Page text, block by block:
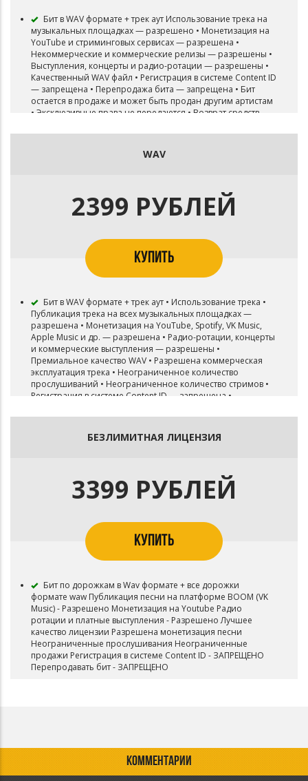
Бит в WAV формате + трек аут Использование трека на
музыкальных площадках — разрешено • Монетизация на
YouTube и стриминговых сервисах — разрешена •
Некоммерческие и коммерческие релизы — разрешены •
Выступления, концерты и радио-ротации — разрешены •
Качественный WAV файл • Регистрация в системе Content ID
— запрещена • Перепродажа бита — запрещена • Бит
остается в продаже и может быть продан другим артистам
• Эксклюзивные права не передаются • Возврат средств
WAV
2399 РУБЛЕЙ
КУПИТЬ
Бит в WAV формате + трек аут • Использование трека •
Публикация трека на всех музыкальных площадках —
разрешена • Монетизация на YouTube, Spotify, VK Music,
Apple Music и др. — разрешена • Радио-ротации, концерты
и коммерческие выступления — разрешены •
Премиальное качество WAV • Разрешена коммерческая
эксплуатация трека • Неограниченное количество
прослушиваний • Неограниченное количество стримов •
Регистрация в системе Content ID — запрещена •
после покупки лицензии • Эксклюзивные права не
БЕЗЛИМИТНАЯ ЛИЦЕНЗИЯ
3399 РУБЛЕЙ
КУПИТЬ
Бит по дорожкам в Wav формате + все дорожки
формате waw Публикация песни на платформе ВООМ (VK
Music) - Разрешено Монетизация на Youtube Радио
ротации и платные выступления - Разрешено Лучшее
качество лицензии Разрешена монетизация песни
Неограниченные прослушивания Неограниченные
продажи Регистрация в системе Content ID - ЗАПРЕЩЕНО
Перепродавать бит - ЗАПРЕЩЕНО
КОММЕНТАРИИ